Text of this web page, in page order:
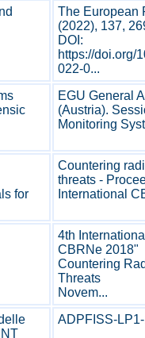
The European
(2022), 137,
DOI:
https://doi.org/
022-0...
EGU General
(Austria).
Monitoring
for
Countering
threats -
International
4th
CBRNe 2018"
Countering
Threats
Novem...
ADPFISS-